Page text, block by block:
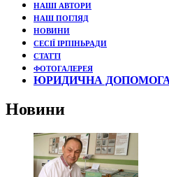
НАШІ АВТОРИ
НАШ ПОГЛЯД
НОВИНИ
СЕСІЇ ІРПІНЬРАДИ
СТАТТІ
ФОТОГАЛЕРЕЯ
ЮРИДИЧНА
Новини